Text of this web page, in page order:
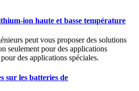
ion haute et basse température
peut vous proposer des solutions
seulement pour des applications
des applications spéciales.
sur les batteries de